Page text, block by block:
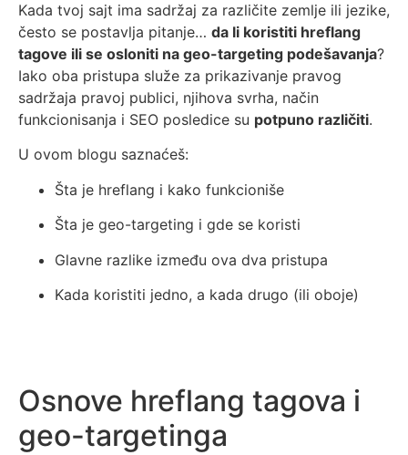
Kada tvoj sajt ima sadržaj za različite zemlje ili jezike,
često se postavlja pitanje… da li koristiti hreflang
tagove ili se osloniti na geo-targeting podešavanja?
Iako oba pristupa služe za prikazivanje pravog
sadržaja pravoj publici, njihova svrha, način
funkcionisanja i SEO posledice su potpuno različiti.
U ovom blogu saznaćeš:
Šta je hreflang i kako funkcioniše
Šta je geo-targeting i gde se koristi
Glavne razlike između ova dva pristupa
Kada koristiti jedno, a kada drugo (ili oboje)
Osnove hreflang tagova i
geo-targetinga